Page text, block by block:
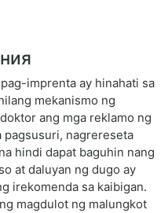
imprenta ay hinahati sa
mekanismo ng
ang mga reklamo ng
pagsusuri, nagrereseta
hindi dapat baguhin nang
at daluyan ng dugo ay
irekomenda sa kaibigan.
magdulot ng malungkot